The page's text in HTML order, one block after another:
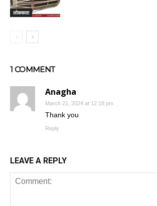
लोककला
1 COMMENT
Anagha
March 21, 2024 at 12:18 pm
Thank you
Reply
LEAVE A REPLY